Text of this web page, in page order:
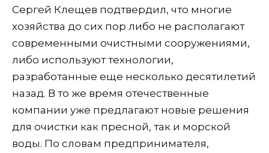
Сергей Клещев подтвердил, что многие
хозяйства до сих пор либо не располагают
современными очистными сооружениями,
либо используют технологии,
разработанные еще несколько десятилетий
назад. В то же время отечественные
компании уже предлагают новые решения
для очистки как пресной, так и морской
воды. По словам предпринимателя,